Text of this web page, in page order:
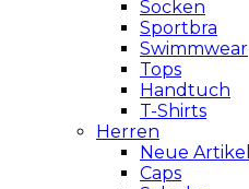
Socken
Sportbra
Swimmwear
Tops
Handtuch
T-Shirts
Herren
Neue Artikel
Caps